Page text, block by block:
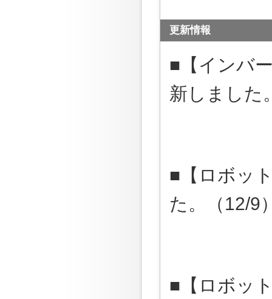
更新情報
■【インバ
新しました
■【ロボッ
た。（12/9
■【ロボッ